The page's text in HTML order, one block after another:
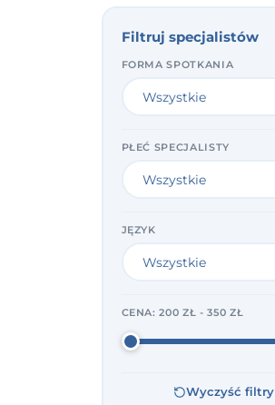
Filtruj specjalistów
FORMA SPOTKANIA
PŁEĆ SPECJALISTY
JĘZYK
CENA:200 ZŁ - 350 ZŁ
Wyczyść filtry